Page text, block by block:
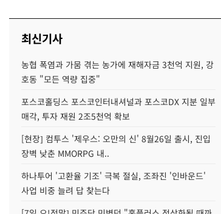
최신기사
농협 폭염과 가뭄 겪는 농가에 재해자금 3천억 지원, 강
호동 "모든 역량 집중"
포스코홀딩스 포스코인터내셔널과 포스코DX 지분 일부
매각, 투자 재원 2조5천억 확보
[현장] 컴투스 '제우스: 오만의 신' 8월26일 출시, 진입
장벽 낮춘 MMORPG 내..
하나투어 '고환율 기조' 극복 절실, 조좌진 '인바운드'
사업 비중 늘려 답 찾는다